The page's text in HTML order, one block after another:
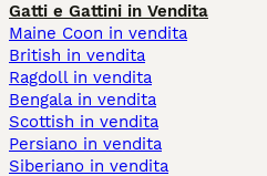
Gatti e Gattini in Vendita
Maine Coon in vendita
British in vendita
Ragdoll in vendita
Bengala in vendita
Scottish in vendita
Persiano in vendita
Siberiano in vendita